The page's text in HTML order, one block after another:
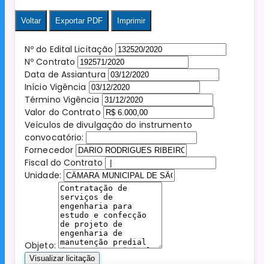
Voltar Exportar PDF Imprimir
Nº do Edital Licitação
Nº Contrato
Data de Assiantura
Início Vigência
Término Vigência
Valor do Contrato
Veículos de divulgação do instrumento
convocatório:
Fornecedor
Fiscal do Contrato
Unidade:
Objeto:
Visualizar licitação